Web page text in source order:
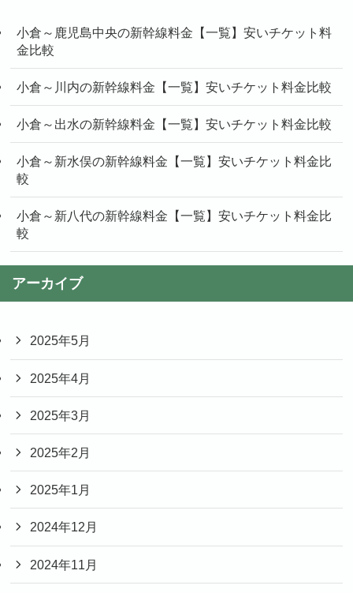
小倉～鹿児島中央の新幹線料金【一覧】安いチケット料
金比較
小倉～川内の新幹線料金【一覧】安いチケット料金比較
小倉～出水の新幹線料金【一覧】安いチケット料金比較
小倉～新水俣の新幹線料金【一覧】安いチケット料金比
較
小倉～新八代の新幹線料金【一覧】安いチケット料金比
較
アーカイブ
2025年5月
2025年4月
2025年3月
2025年2月
2025年1月
2024年12月
2024年11月